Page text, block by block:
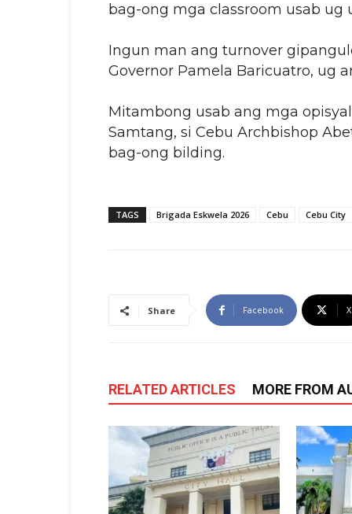
bag-ong mga classroom usab ug
Ingun man ang turnover
Governor Pamela Baricuatro, ug
Mitambong usab ang mga
Samtang, si Cebu Archbishop
bag-ong bilding.
TAGS Brigada Eskwela 2026 Cebu Cebu City
Share Facebook X
RELATED ARTICLES MORE FROM